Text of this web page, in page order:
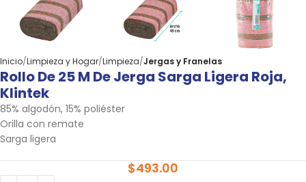
Inicio Limpieza y Hogar Limpieza Jergas y Franelas
Rollo De 25 M De Jerga Sarga Ligera Roja,
Klintek
85% algodón, 15% poliéster
Orilla con remate
Sarga ligera
$493.00